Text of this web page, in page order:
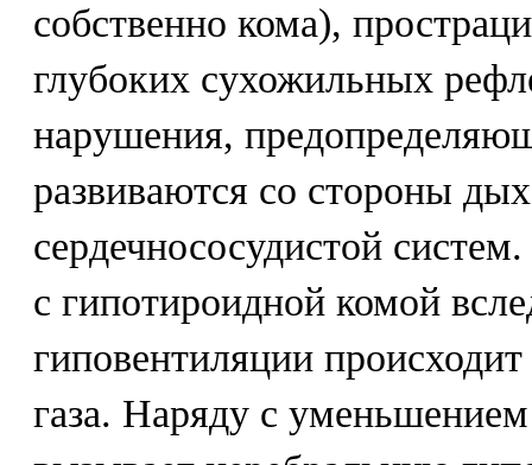
собственно кома),
глубоких сухожильных
нарушения,
развиваются со стороны
сердечнососудистой
с гипотироидной комой
гиповентиляции происходит
газа. Наряду с